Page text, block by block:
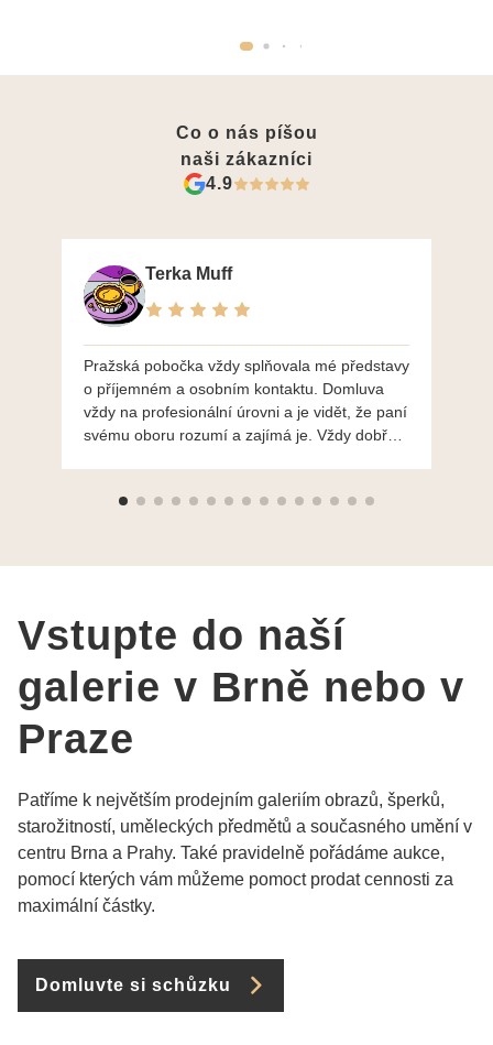
Co o nás píšou
naši zákazníci
4.9
Terka Muff
Pražská pobočka vždy splňovala mé představy
o příjemném a osobním kontaktu. Domluva
vždy na profesionální úrovni a je vidět, že paní
svému oboru rozumí a zajímá je. Vždy dobře a
výběru, jak už bylo napsáno - na požádání
Vstupte do naší
galerie v Brně nebo v
Praze
Patříme k největším prodejním galeriím obrazů, šperků,
starožitností, uměleckých předmětů a současného umění v
centru Brna a Prahy. Také pravidelně pořádáme aukce,
pomocí kterých vám můžeme pomoct prodat cennosti za
maximální částky.
Domluvte si schůzku